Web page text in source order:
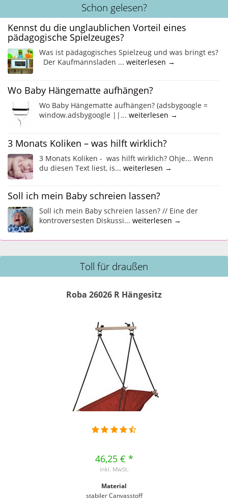
Schon gelesen?
Kennst du die unglaublichen Vorteil eines
pädagogische Spielzeuges?
Was ist pädagogisches Spielzeug und was bringt es?
Der Kaufmannsladen ... weiterlesen →
Wo Baby Hängematte aufhängen?
Wo Baby Hängematte aufhängen? (adsbygoogle =
window.adsbygoogle ||... weiterlesen →
3 Monats Koliken – was hilft wirklich?
3 Monats Koliken - was hilft wirklich? Ohje... Wenn
du diesen Text liest, is... weiterlesen →
Soll ich mein Baby schreien lassen?
Soll ich mein Baby schreien lassen? // Eine der
kontroversesten Diskussi... weiterlesen →
Toll für draußen
Roba 26026 R Hängesitz
46,25 € *
inkl. MwSt.
Material
stabiler Canvasstoff